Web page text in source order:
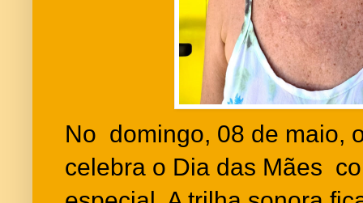
No domingo, 08 de maio,
celebra o Dia das Mães